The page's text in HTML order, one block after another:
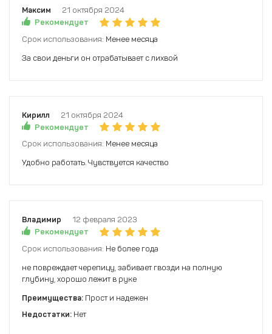
Максим
21 октября 2024
Рекомендует
Срок использования: Менее месяца
За свои деньги он отрабатывает с лихвой
Кирилл
21 октября 2024
Рекомендует
Срок использования: Менее месяца
Удобно работать. Чувствуется качество
Владимир
12 февраля 2023
Рекомендует
Срок использования: Не более года
не повреждает черепицу, забивает гвозди на полную
глубину, хорошо лежит в руке
Преимущества: Прост и надежен
Недостатки: Нет